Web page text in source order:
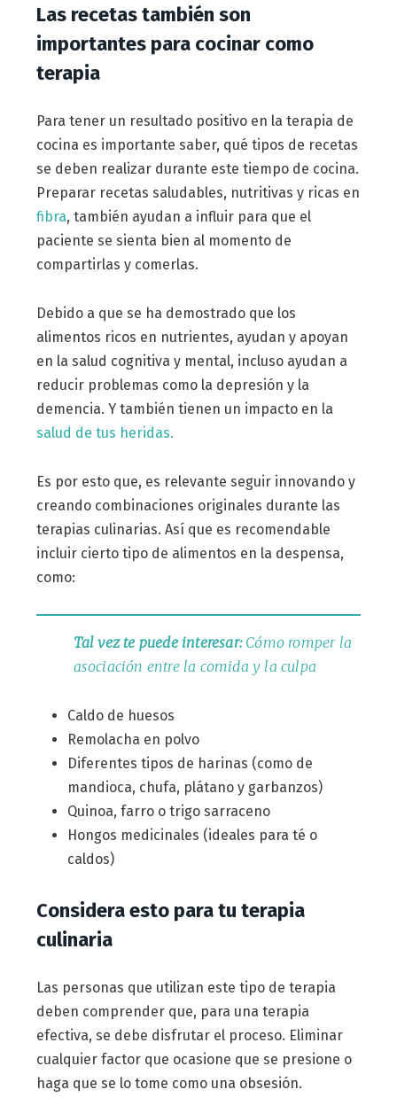
Las recetas también son
importantes para cocinar como
terapia
Para tener un resultado positivo en la terapia de
cocina es importante saber, qué tipos de recetas
se deben realizar durante este tiempo de cocina.
Preparar recetas saludables, nutritivas y ricas en
fibra, también ayudan a influir para que el
paciente se sienta bien al momento de
compartirlas y comerlas.
Debido a que se ha demostrado que los
alimentos ricos en nutrientes, ayudan y apoyan
en la salud cognitiva y mental, incluso ayudan a
reducir problemas como la depresión y la
demencia. Y también tienen un impacto en la
salud de tus heridas.
Es por esto que, es relevante seguir innovando y
creando combinaciones originales durante las
terapias culinarias. Así que es recomendable
incluir cierto tipo de alimentos en la despensa,
como:
Tal vez te puede interesar:Cómo romper la
asociación entre la comida y la culpa
Caldo de huesos
Remolacha en polvo
Diferentes tipos de harinas (como de
mandioca, chufa, plátano y garbanzos)
Quinoa, farro o trigo sarraceno
Hongos medicinales (ideales para té o
caldos)
Considera esto para tu terapia
culinaria
Las personas que utilizan este tipo de terapia
deben comprender que, para una terapia
efectiva, se debe disfrutar el proceso. Eliminar
cualquier factor que ocasione que se presione o
haga que se lo tome como una obsesión.